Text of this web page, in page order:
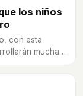
los niños
con esta
muchas